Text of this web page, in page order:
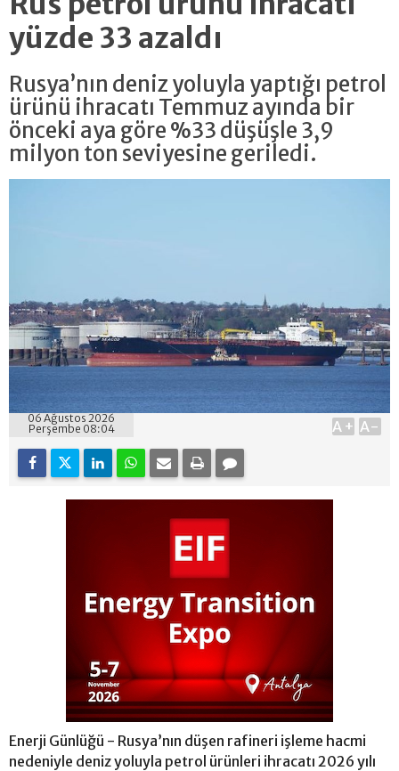
yüzde 33 azaldı
Rusya’nın deniz yoluyla yaptığı petrol
ürünü ihracatı Temmuz ayında bir
önceki aya göre %33 düşüşle 3,9
milyon ton seviyesine geriledi.
06 Ağustos 2026
Perşembe 08:04
A+ A-
Enerji Günlüğü - Rusya’nın düşen rafineri işleme hacmi
nedeniyle deniz yoluyla petrol ürünleri ihracatı 2026 yılı